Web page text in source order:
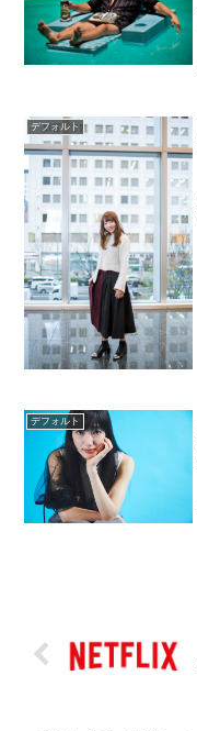
デフォルト
デフォルト